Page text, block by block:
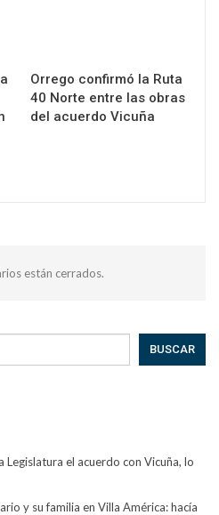
Orrego confirmó la Ruta
40 Norte entre las obras
del acuerdo Vicuña
están cerrados.
BUSCAR
Legislatura el acuerdo con Vicuña, lo
y su familia en Villa América: hacía